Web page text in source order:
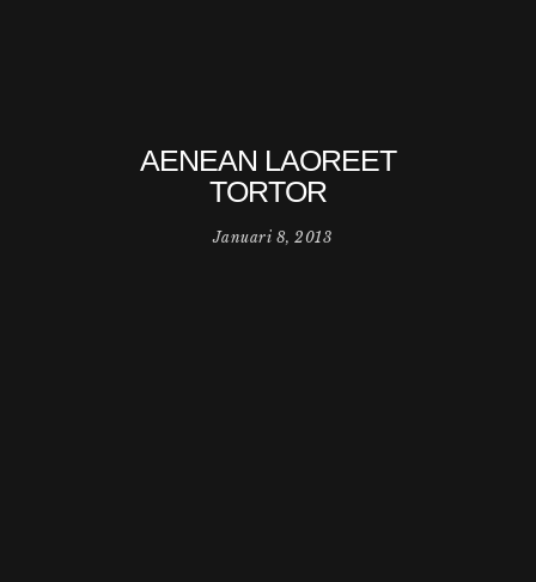
AENEAN LAOREET
TORTOR
Januari 8, 2013